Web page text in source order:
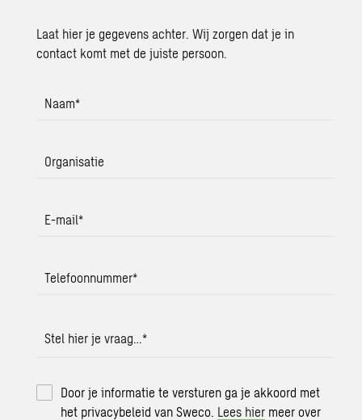
Laat hier je gegevens achter. Wij zorgen dat je in
contact komt met de juiste persoon.
Naam*
Organisatie
E-mail*
Telefoonnummer*
Stel hier je vraag…*
Door je informatie te versturen ga je akkoord met
het privacybeleid van Sweco. Lees hier meer over